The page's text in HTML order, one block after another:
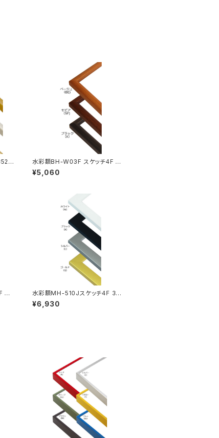
水彩額BH-W03F スケッチ4F 3
52×443ミリ
¥5,060
35
水彩額MH-510Jスケッチ4F 352
×443ミリ
¥6,930